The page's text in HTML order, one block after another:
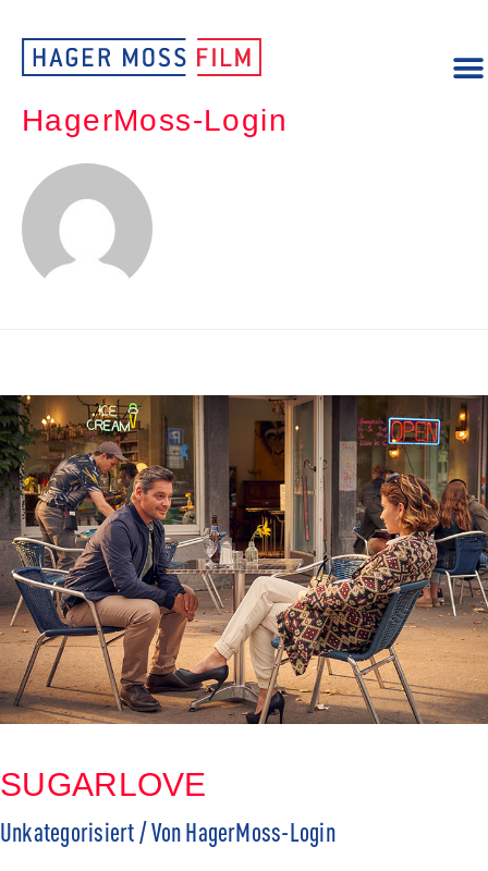
HagerMoss-Login
SUGARLOVE
Unkategorisiert/ VonHagerMoss-Login